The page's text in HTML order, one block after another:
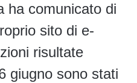
ha comunicato di
sito di e-
risultate
giugno sono stati